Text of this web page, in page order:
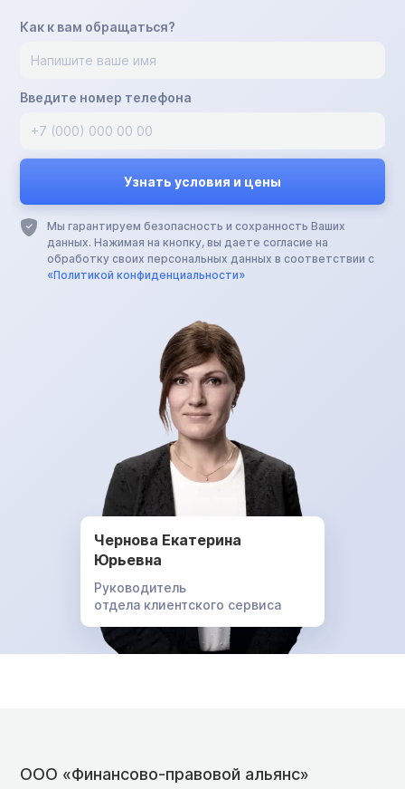
Как к вам обращаться?
Введите номер телефона
Мы гарантируем безопасность и сохранность Ваших
данных. Нажимая на кнопку, вы даете согласие на
обработку своих персональных данных в соответствии с
«Политикой конфиденциальности»
Чернова Екатерина
Юрьевна
Руководитель
отдела клиентского сервиса
ООО «Финансово-правовой альянс»